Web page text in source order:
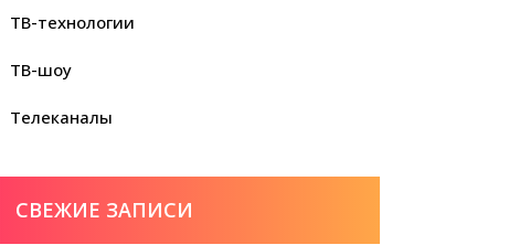
ТВ-технологии
ТВ-шоу
Телеканалы
СВЕЖИЕ ЗАПИСИ